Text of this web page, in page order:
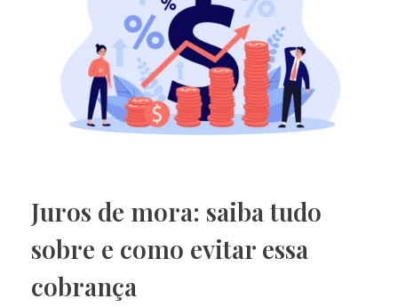
Juros de mora: saiba tudo
sobre e como evitar essa
cobrança